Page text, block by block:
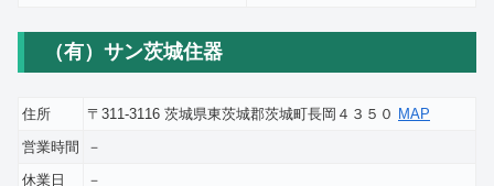
（有）サン茨城住器
住所 〒311-3116 茨城県東茨城郡茨城町長岡４３５０ MAP
営業時間
－
休業日
－